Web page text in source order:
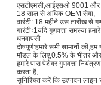
एसटीएमसी,आईएसओ 9001
18 साल से अधिक OEM सेवा,
वारंटी: 18 महीने उस तारीख से
गारंटीः1यदि गुणवत्ता समस्या
धनवापसी
दोषपूर्ण:हमारे सभी सामानों
मॉडल के लिए,0.5% के भीतर
हमारे पास पेशेवर गुणवत्ता
करता है,
सुनिश्चित करें कि उत्पादन लाइन